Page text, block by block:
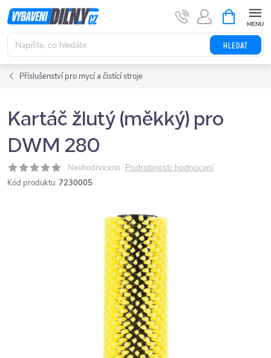
Přejít
na
obsah
HLEDAT
NÁKUPNÍ
KOŠÍK
Příslušenství pro mycí a čistící stroje
Kartáč žlutý (měkký) pro
DWM 280
Neohodnoceno Podrobnosti hodnocení
Kód produktu: 7230005